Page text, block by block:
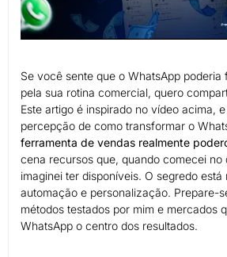
Se você sente que o WhatsApp poderia
pela sua rotina comercial, quero
Este artigo é inspirado no vídeo acima,
percepção de como transformar o
ferramenta de vendas realmente
cena recursos que, quando comecei no
imaginei ter disponíveis. O segredo
automação e personalização. Prepare-
métodos testados por mim e mercados
WhatsApp o centro dos resultados.